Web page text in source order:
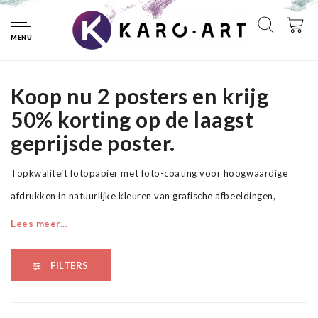
MENU
Posters Muziek
Muziekposters
Koop nu 2 posters en krijg
50% korting op de laagst
geprijsde poster.
Topkwaliteit fotopapier met foto-coating voor hoogwaardige
afdrukken in natuurlijke kleuren van grafische afbeeldingen,
presentaties en posters. Het papier is onmiddellijk droog, is
beeldscherpte.
Lees meer...
FILTERS